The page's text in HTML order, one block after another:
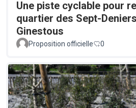
Une piste cyclable pour
quartier des Sept-
Ginestous
Proposition officielle 0